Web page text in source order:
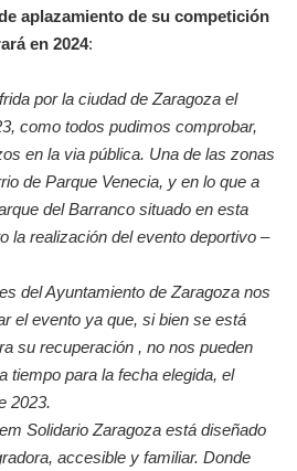
aplazamiento de su competición
en 2024:
por la ciudad de Zaragoza el
como todos pudimos comprobar,
en la via pública. Una de las zonas
de Parque Venecia, y en lo que a
del Barranco situado en esta
la realización del evento deportivo –
del Ayuntamiento de Zaragoza nos
el evento ya que, si bien se está
su recuperación , no nos pueden
tiempo para la fecha elegida, el
2023.
Solidario Zaragoza está diseñado
accesible y familiar. Donde